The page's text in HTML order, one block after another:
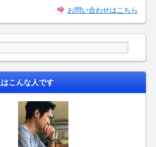
お問い合わせはこちら
こんな人です